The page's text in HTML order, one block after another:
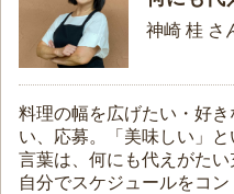
神崎 桂 さ
料理の幅を広げたい・好
い、応募。「美味しい」
言葉は、何にも代えがたい
自分でスケジュールをコ